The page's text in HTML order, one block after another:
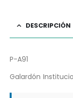
DESCRIPCIÓN
P-A91
Galardón